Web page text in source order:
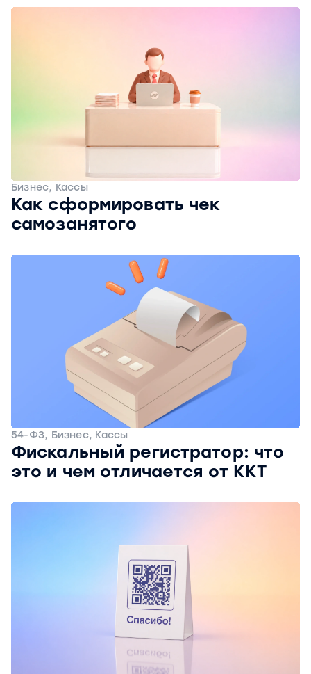
Бизнес, Кассы
Как сформировать чек
самозанятого
54-ФЗ, Бизнес, Кассы
Фискальный регистратор: что
это и чем отличается от ККТ